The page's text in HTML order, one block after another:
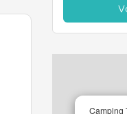
Camping